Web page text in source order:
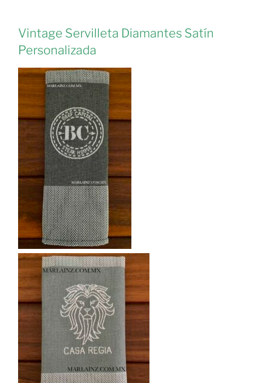
Vintage Servilleta Diamantes Satín
Personalizada